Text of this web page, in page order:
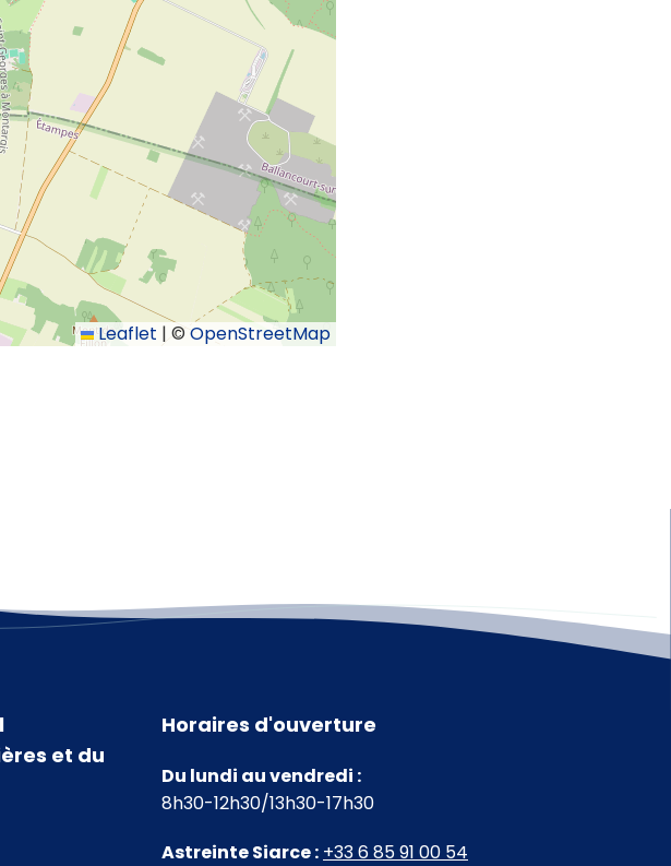
Leaflet | © OpenStreetMap
et du
Horaires d'ouverture
Du lundi au vendredi :
8h30-12h30/13h30-17h30
Astreinte Siarce : +33 6 85 91 00 54